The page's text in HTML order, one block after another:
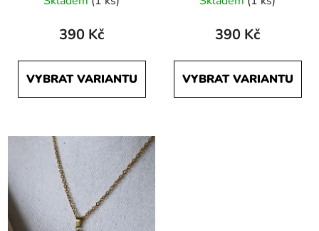
390 Kč
VYBRAT VARIANTU
390 Kč
VYBRAT VARIANTU